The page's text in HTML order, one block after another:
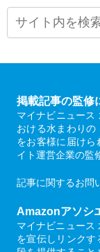
掲載記事の監修
マイナビニュース
おける水まわりの
をお客様に届け
イト運営企業の監
記事に関するお問
Amazonアソシ
マイナビニュース
を宣伝しリンク